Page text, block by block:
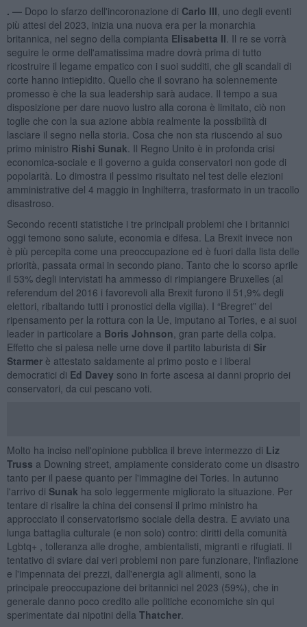
. — Dopo lo sfarzo dell'incoronazione di Carlo III , uno degli eventi
più attesi del 2023, inizia una nuova era per la monarchia
britannica, nel segno della compianta Elisabetta II . Il re se vorrà
seguire le orme dell'amatissima madre dovrà prima di tutto
ricostruire il legame empatico con i suoi sudditi, che gli scandali di
corte hanno intiepidito. Quello che il sovrano ha solennemente
promesso è che la sua leadership sarà audace. Il tempo a sua
disposizione per dare nuovo lustro alla corona è limitato, ciò non
toglie che con la sua azione abbia realmente la possibilità di
lasciare il segno nella storia. Cosa che non sta riuscendo al suo
primo ministro Rishi Sunak . Il Regno Unito è in profonda crisi
economica-sociale e il governo a guida conservatori non gode di
popolarità. Lo dimostra il pessimo risultato nel test delle elezioni
amministrative del 4 maggio in Inghilterra, trasformato in un tracollo
disastroso.
Secondo recenti statistiche i tre principali problemi che i britannici
oggi temono sono salute, economia e difesa. La Brexit invece non
è più percepita come una preoccupazione ed è fuori dalla lista delle
priorità, passata ormai in secondo piano. Tanto che lo scorso aprile
il 53% degli intervistati ha ammesso di rimpiangere Bruxelles (al
referendum del 2016 i favorevoli alla Brexit furono il 51,9% degli
elettori, ribaltando tutti i pronostici della vigilia). I “Bregret” del
ripensamento per la rottura con la Ue, imputano ai Tories, e ai suoi
leader in particolare a Boris Johnson , gran parte della colpa.
Effetto che si palesa nelle urne dove il partito laburista di Sir
Starmerè attestato saldamente al primo posto e i liberal
democratici di Ed Davey sono in forte ascesa ai danni proprio dei
conservatori, da cui pescano voti.
Molto ha inciso nell'opinione pubblica il breve intermezzo di Liz
Truss a Downing street, ampiamente considerato come un disastro
tanto per il paese quanto per l'immagine dei Tories. In autunno
l'arrivo di Sunak ha solo leggermente migliorato la situazione. Per
tentare di risalire la china dei consensi il primo ministro ha
approcciato il conservatorismo sociale della destra. E avviato una
lunga battaglia culturale (e non solo) contro: diritti della comunità
Lgbtq+ , tolleranza alle droghe, ambientalisti, migranti e rifugiati. Il
tentativo di sviare dai veri problemi non pare funzionare, l'inflazione
e l'impennata dei prezzi, dall'energia agli alimenti, sono la
principale preoccupazione dei britannici nel 2023 (59%), che in
generale danno poco credito alle politiche economiche sin qui
sperimentate dai nipotini della Thatcher.